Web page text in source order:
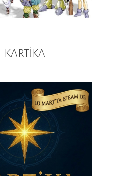
KARTİKA